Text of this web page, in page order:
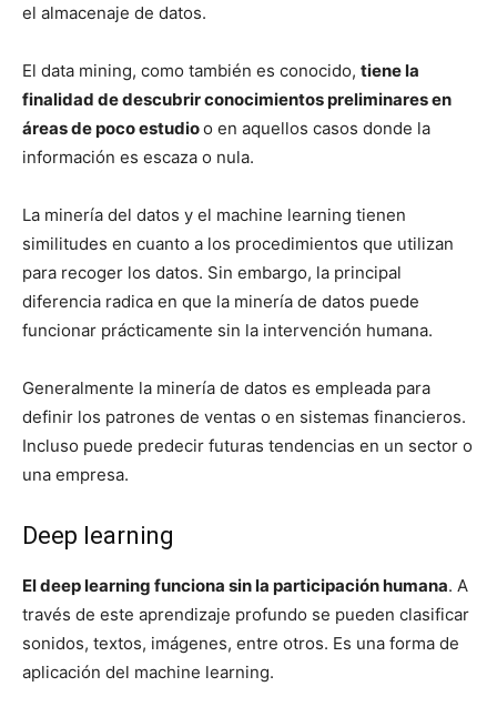
el almacenaje de datos.
El data mining, como también es conocido, tiene la
finalidad de descubrir conocimientos preliminares en
áreas de poco estudioo en aquellos casos donde la
información es escaza o nula.
La minería del datos y el machine learning tienen
similitudes en cuanto a los procedimientos que utilizan
para recoger los datos. Sin embargo, la principal
diferencia radica en que la minería de datos puede
funcionar prácticamente sin la intervención humana.
Generalmente la minería de datos es empleada para
definir los patrones de ventas o en sistemas financieros.
Incluso puede predecir futuras tendencias en un sector o
una empresa.
Deep learning
El deep learning funciona sin la participación humana. A
través de este aprendizaje profundo se pueden clasificar
sonidos, textos, imágenes, entre otros. Es una forma de
aplicación del machine learning.